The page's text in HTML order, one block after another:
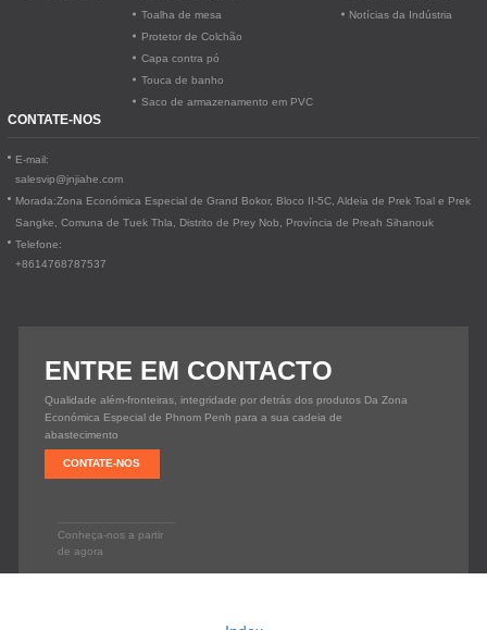
Toalha de mesa
Protetor de Colchão
Capa contra pó
Touca de banho
Saco de armazenamento em PVC
Notícias da Indústria
CONTATE-NOS
E-mail:
salesvip@jnjiahe.com
Morada:Zona Económica Especial de Grand Bokor, Bloco II-5C, Aldeia de Prek Toal e Prek
Sangke, Comuna de Tuek Thla, Distrito de Prey Nob, Província de Preah Sihanouk
Telefone:
+8614768787537
ENTRE EM CONTACTO
Qualidade além-fronteiras, integridade por detrás dos produtos Da Zona
Económica Especial de Phnom Penh para a sua cadeia de
abastecimento
CONTATE-NOS
Conheça-nos a partir
de agora